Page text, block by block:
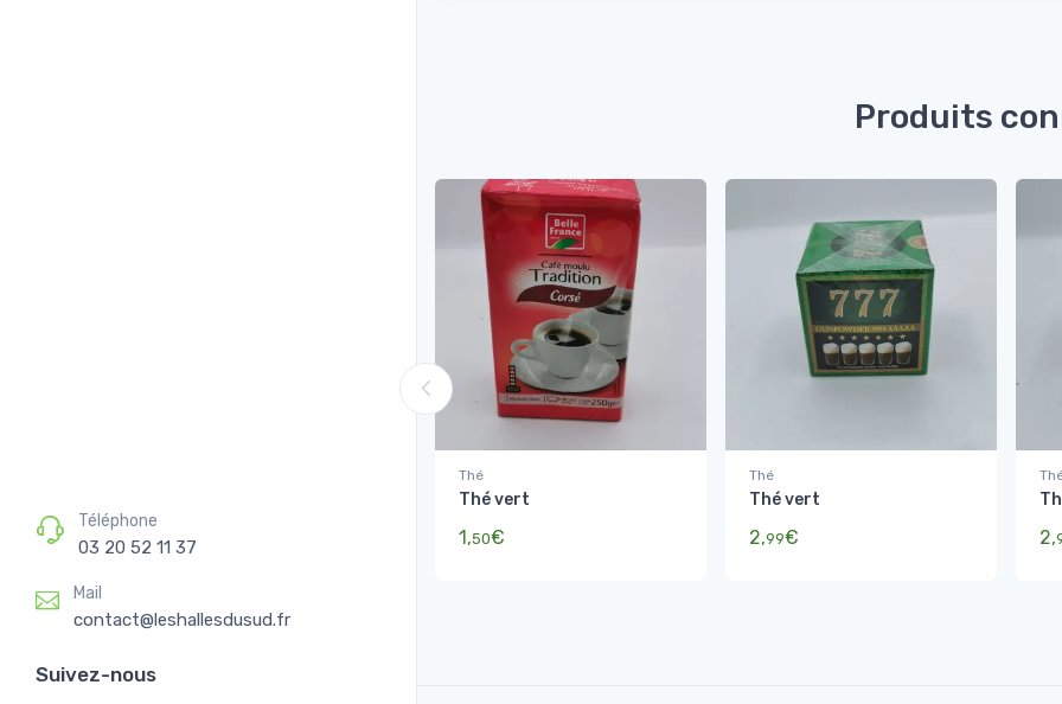
Téléphone
03 20 52 11 37
Mail
contact@leshallesdusud.fr
Suivez-nous
Produits
Thé
Thé vert
1,50€
Thé
Thé vert
2,99€ 2,